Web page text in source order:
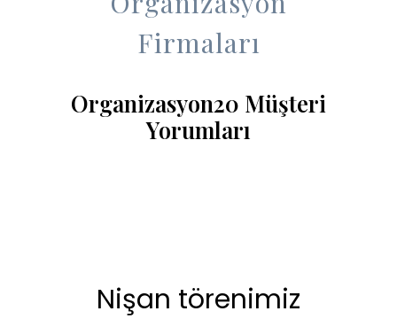
Firmaları
Organizasyon20 Müşteri
Yorumları
Nişan törenimiz